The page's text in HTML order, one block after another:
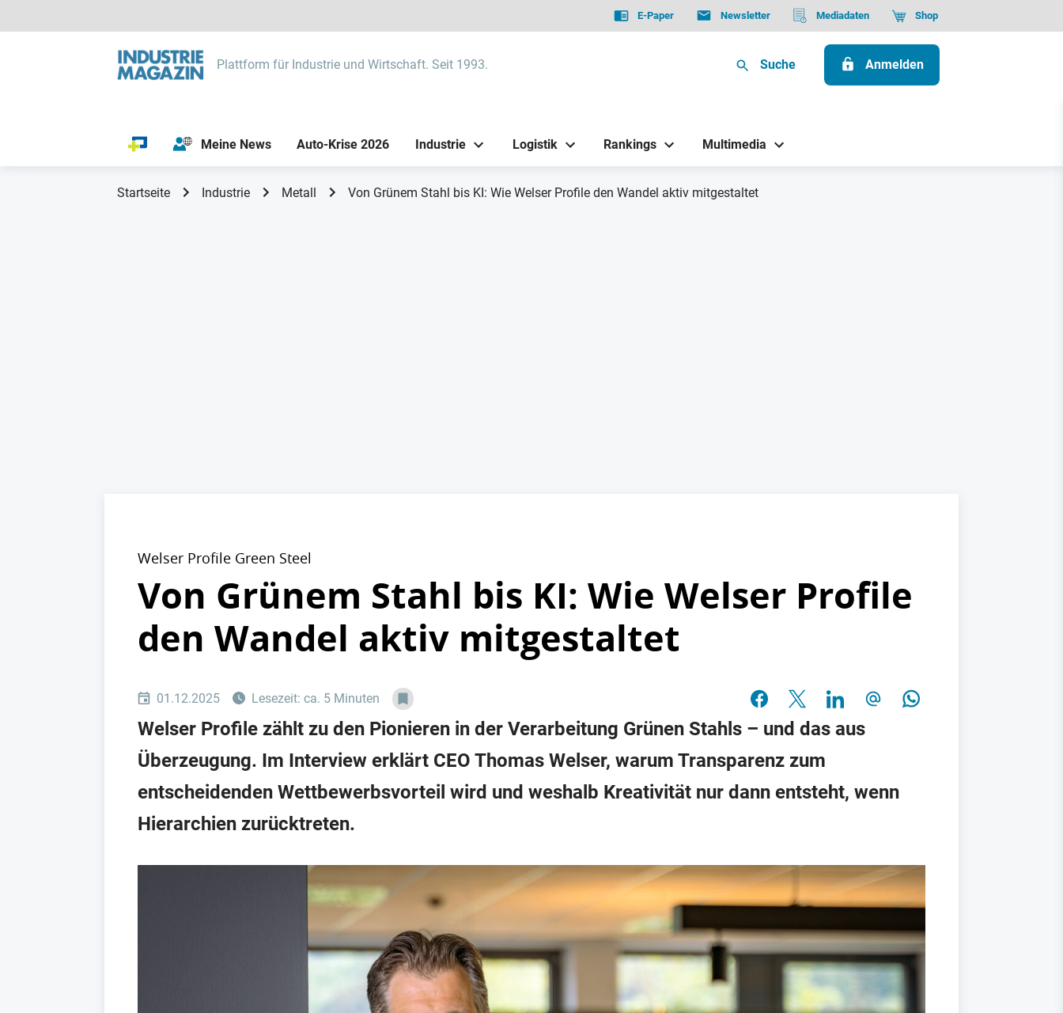
E-Paper Newsletter Mediadaten Shop
Plattform für Industrie und Wirtschaft. Seit 1993. Suche Anmelden
Meine News Auto-Krise 2026 Industrie Logistik Rankings Multimedia
Startseite Industrie Metall Von Grünem Stahl bis KI: Wie Welser Profile den Wandel aktiv mitgestaltet
Welser Profile Green Steel
Von Grünem Stahl bis KI: Wie Welser Profile
den Wandel aktiv mitgestaltet
01.12.2025 Lesezeit: ca. 5 Minuten
Welser Profile zählt zu den Pionieren in der Verarbeitung Grünen Stahls – und das aus
Überzeugung. Im Interview erklärt CEO Thomas Welser, warum Transparenz zum
entscheidenden Wettbewerbsvorteil wird und weshalb Kreativität nur dann entsteht, wenn
Hierarchien zurücktreten.